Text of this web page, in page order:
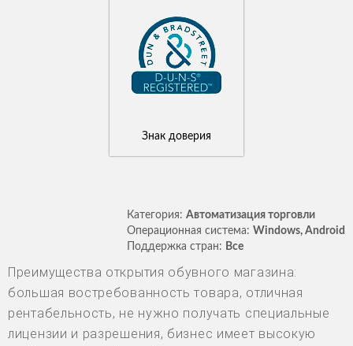
Знак доверия
Категория: Автоматизация торговли
Операционная система: Windows, Android
Поддержка стран: Все
Преимущества открытия обувного магазина:
большая востребованность товара, отличная
рентабельность, не нужно получать специальные
лицензии и разрешения, бизнес имеет высокую